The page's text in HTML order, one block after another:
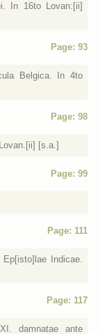
In 16to Lovan:[ii]
Page: 93
Belgica. In 4to
Page: 98
[s.a.]
Page: 99
Page: 111
Indicae.
Page: 117
damnatae ante